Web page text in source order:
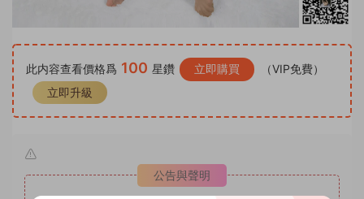
此内容查看價格爲 100 星鑽 立即購買
（VIP免費）
立即升級
公告與聲明